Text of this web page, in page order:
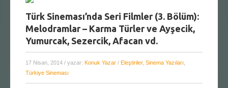
Türk Sineması’nda Seri Filmler (3. Bölüm):
Melodramlar – Karma Türler ve Ayşecik,
Yumurcak, Sezercik, Afacan vd.
17 Nisan, 2014 / yazar: Konuk Yazar / Eleştiriler, Sinema Yazıları
Türkiye Sineması